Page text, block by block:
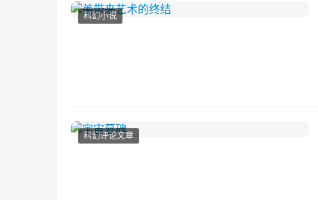
科幻小说
科幻评论文章